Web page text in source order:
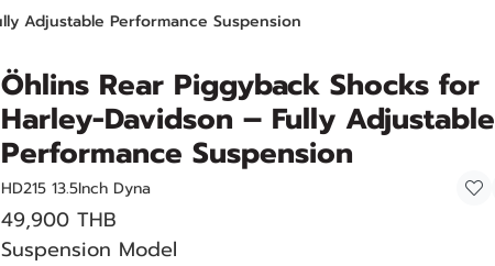
Adjustable Performance Suspension
Öhlins Rear Piggyback Shocks for
Harley-Davidson – Fully Adjustable
Performance Suspension
HD215 13.5Inch Dyna
49,900 THB
Suspension Model